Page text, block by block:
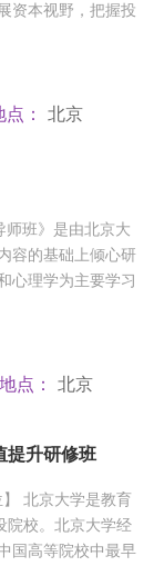
资本视野，把握投
点： 北京
师班》是由北京大
容的基础上倾心研
心理学为主要学习
地点： 北京
提升研修班
北京大学是教育
院校。北京大学经
国高等院校中最早